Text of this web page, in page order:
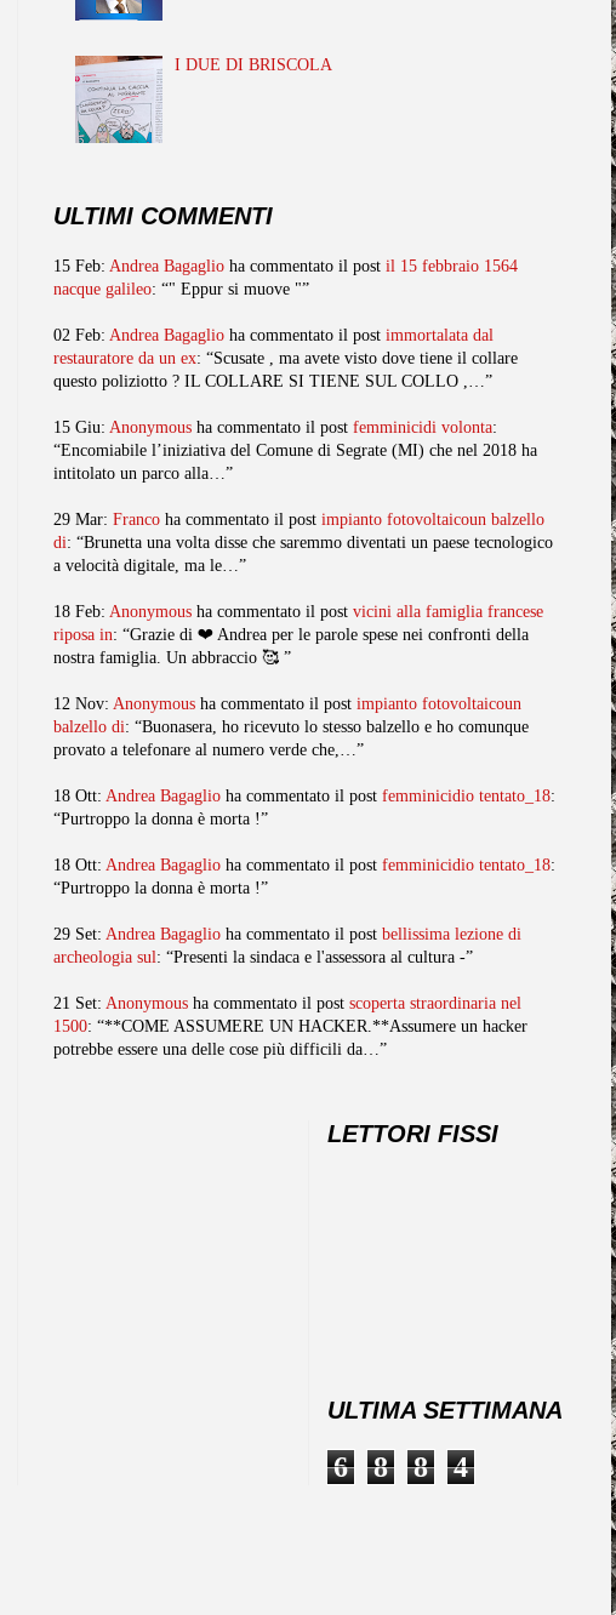
I DUE DI BRISCOLA
ULTIMI COMMENTI
15 Feb: Andrea Bagaglio ha commentato il post il 15 febbraio 1564
nacque galileo: “" Eppur si muove "”
02 Feb: Andrea Bagaglio ha commentato il post immortalata dal
restauratore da un ex: “Scusate , ma avete visto dove tiene il collare
questo poliziotto ? IL COLLARE SI TIENE SUL COLLO ,…”
15 Giu: Anonymous ha commentato il post femminicidi volonta:
“Encomiabile l’iniziativa del Comune di Segrate (MI) che nel 2018 ha
intitolato un parco alla…”
29 Mar: Franco ha commentato il post impianto fotovoltaicoun balzello
di: “Brunetta una volta disse che saremmo diventati un paese tecnologico
a velocità digitale, ma le…”
18 Feb: Anonymous ha commentato il post vicini alla famiglia francese
riposa in: “Grazie di ❤️ Andrea per le parole spese nei confronti della
nostra famiglia. Un abbraccio 🥰 ”
12 Nov: Anonymous ha commentato il post impianto fotovoltaicoun
balzello di: “Buonasera, ho ricevuto lo stesso balzello e ho comunque
provato a telefonare al numero verde che,…”
18 Ott: Andrea Bagaglio ha commentato il post femminicidio tentato_18:
“Purtroppo la donna è morta !”
18 Ott: Andrea Bagaglio ha commentato il post femminicidio tentato_18:
“Purtroppo la donna è morta !”
29 Set: Andrea Bagaglio ha commentato il post bellissima lezione di
archeologia sul: “Presenti la sindaca e l'assessora al cultura -”
21 Set: Anonymous ha commentato il post scoperta straordinaria nel
1500: “**COME ASSUMERE UN HACKER.**Assumere un hacker
potrebbe essere una delle cose più difficili da…”
LETTORI FISSI
ULTIMA SETTIMANA
6 8 8 4